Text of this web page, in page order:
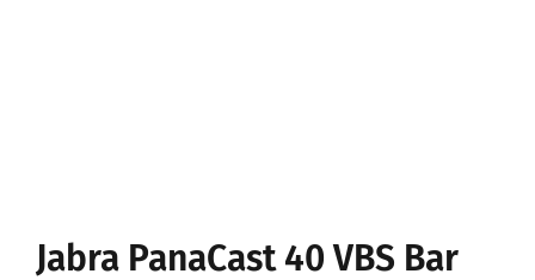
Jabra PanaCast 40 VBS Bar